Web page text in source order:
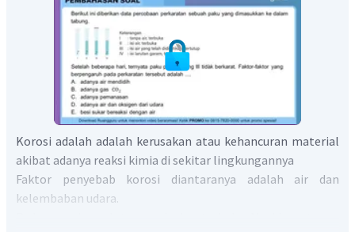
Korosi adalah adalah kerusakan atau kehancuran material
akibat adanya reaksi kimia di sekitar lingkungannya
Faktor penyebab korosi diantaranya adalah air dan
kelembaban udara.